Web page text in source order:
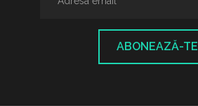
ABONEAZĂ-TE